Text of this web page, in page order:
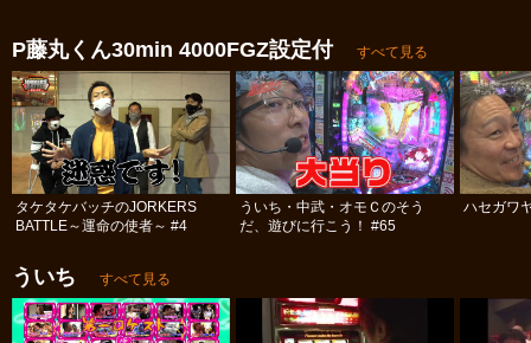
P藤丸くん30min 4000FGZ設定付 すべて見る
タケタケバッチのJORKERS
BATTLE～運命の使者～ #4
ういち・中武・オモＣのそう
だ、遊びに行こう！ #65
ハセガワ
ういち すべて見る